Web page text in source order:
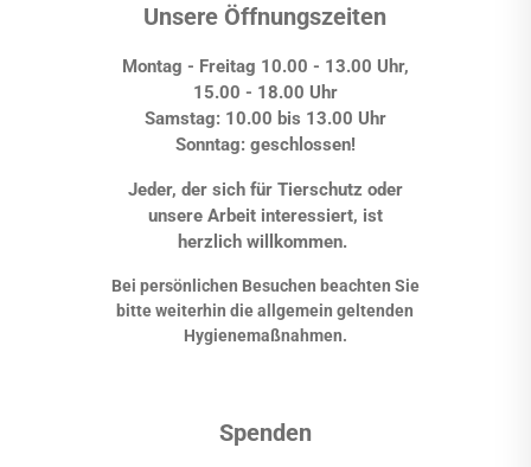
Unsere Öffnungszeiten
Montag - Freitag 10.00 - 13.00 Uhr,
15.00 - 18.00 Uhr
Samstag: 10.00 bis 13.00 Uhr
Sonntag: geschlossen!
Jeder, der sich für Tierschutz oder
unsere Arbeit interessiert, ist
herzlich willkommen.
Bei persönlichen Besuchen beachten Sie
bitte weiterhin die allgemein geltenden
Hygienemaßnahmen.
Spenden